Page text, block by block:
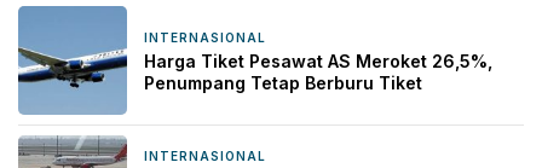
INTERNASIONAL
Harga Tiket Pesawat AS Meroket 26,5%,
Penumpang Tetap Berburu Tiket
INTERNASIONAL